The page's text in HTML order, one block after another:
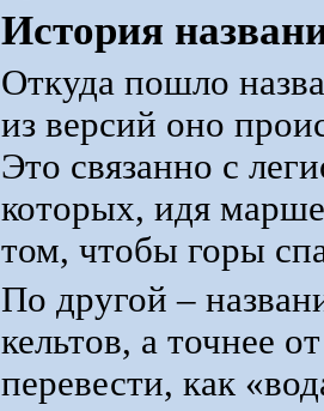
История
Откуда пошло
из версий оно
Это связанно с
которых, идя
том, чтобы горы
По другой –
кельтов, а точнее
перевести, как